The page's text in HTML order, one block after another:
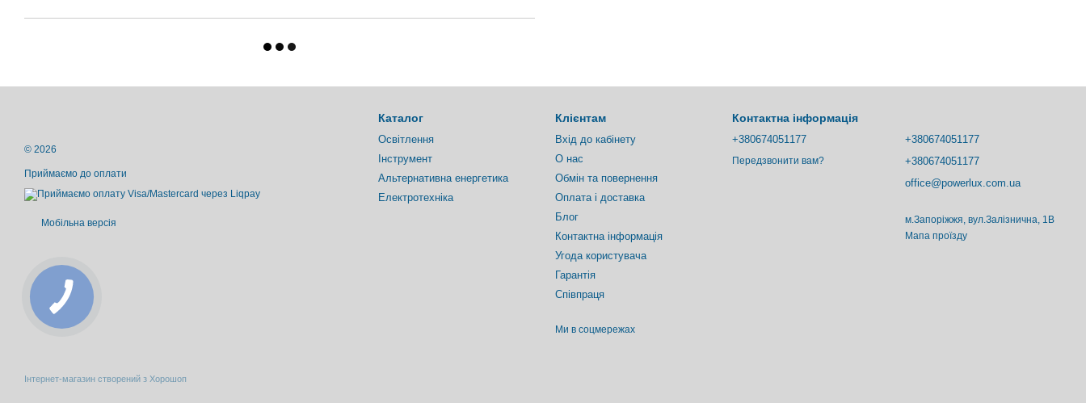
© 2026
Приймаємо до оплати
Мобільна версія
Інтернет-магазин створений з Хорошоп
Каталог
Освітлення
Інструмент
Альтернативна енергетика
Електротехніка
Клієнтам
Вхід до кабінету
О нас
Обмін та повернення
Оплата і доставка
Блог
Контактна інформація
Угода користувача
Гарантія
Співпраця
Ми в соцмережах
Контактна інформація
+380674051177
Передзвонити вам?
+380674051177
+380674051177
office@powerlux.com.ua
м.Запоріжжя, вул.Залізнична, 1В
Мапа проїзду